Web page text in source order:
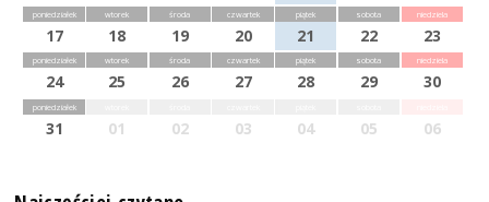
poniedziałek
17
wtorek
18
środa
19
czwartek
20
piątek
21
sobota
22
niedziela
23
poniedziałek
24
wtorek
25
środa
26
czwartek
27
piątek
28
sobota
29
niedziela
30
poniedziałek
31 01 02 03 04 05 06